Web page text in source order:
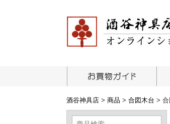
酒谷神具店 > 商品 > 合図木台 >